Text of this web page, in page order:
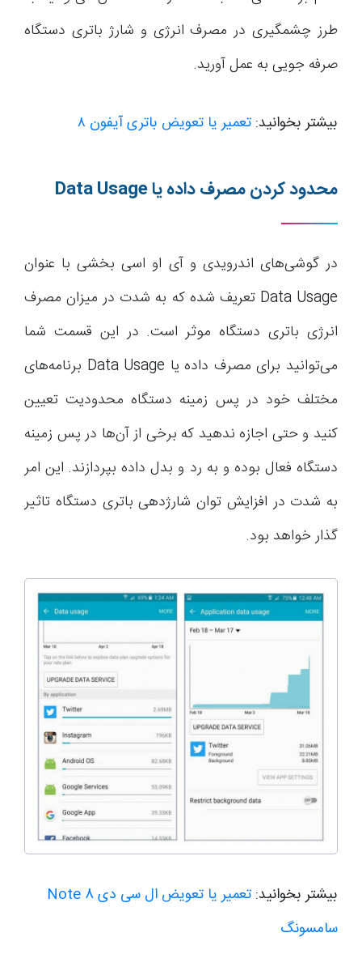
طرز چشمگیری در مصرف انرژی و شارژ باتری دستگاه
صرفه جویی به عمل آورید.
بیشتر بخوانید: تعمیر یا تعویض باتری آیفون ۸
محدود کردن مصرف داده یاData Usage
در گوشی‌های اندرویدی و آی او اسی بخشی با عنوان
Data Usage تعریف شده که به شدت در میزان مصرف
انرژی باتری دستگاه موثر است. در این قسمت شما
می‌توانید برای مصرف داده یا Data Usage برنامه‌های
مختلف خود در پس زمینه دستگاه محدودیت تعیین
کنید و حتی اجازه ندهید که برخی از آن‌ها در پس زمینه
دستگاه فعال بوده و به رد و بدل داده بپردازند. این امر
به شدت در افزایش توان شارژدهی باتری دستگاه تاثیر
گذار خواهد بود.
بیشتر بخوانید:
تعمیر یا تعویض ال سی دی Note 8
سامسونگ